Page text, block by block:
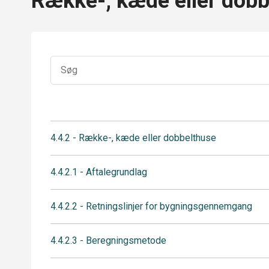
4.4.2 - Række-, kæde eller dobbelthuse
4.4.2.1 - Aftalegrundlag
4.4.2.2 - Retningslinjer for bygningsgennemgang
4.4.2.3 - Beregningsmetode